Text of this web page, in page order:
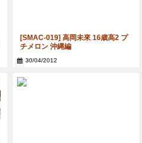
[SMAC-019] 高岡未來 16歳高2 プ
チメロン 沖縄編
30/04/2012